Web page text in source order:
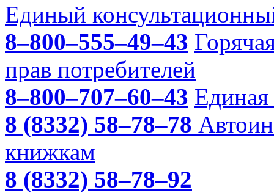
Единый
8–800–555–49–43
прав потребителей
8–800–707–60–43 Единая
8 (8332) 58–78–78
книжкам
8 (8332) 58–78–92